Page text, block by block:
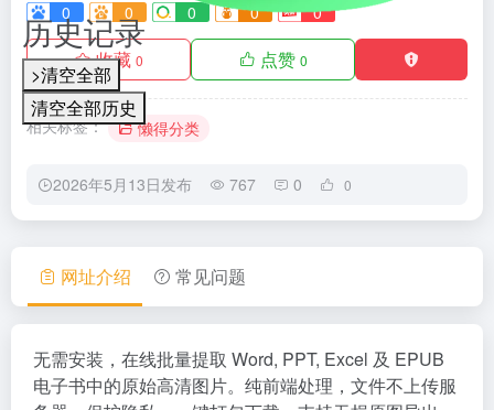
历史记录
>清空全部
清空全部历史
0 0 0 0 0
收藏 0 点赞 0
相关标签： 懒得分类
2026年5月13日发布 767 0 0
网址介绍 常见问题
无需安装，在线批量提取 Word, PPT, Excel 及 EPUB
电子书中的原始高清图片。纯前端处理，文件不上传服